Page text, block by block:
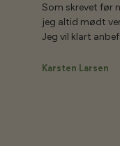
Som skrevet før
jeg altid mødt
Jeg vil klart
Karsten Larsen